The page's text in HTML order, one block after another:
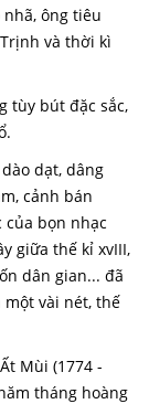
ông tiêu
và thời kì
tùy bút đặc sắc,
dạt, dâng
cảnh bán
bọn nhạc
giữa thế kỉ xvIII,
dân gian... đã
vài nét, thế
Mùi (1774 -
tháng hoàng